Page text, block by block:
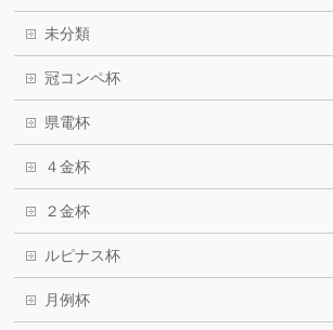
未分類
冠コンペ杯
県電杯
４金杯
２金杯
ルピナス杯
月例杯